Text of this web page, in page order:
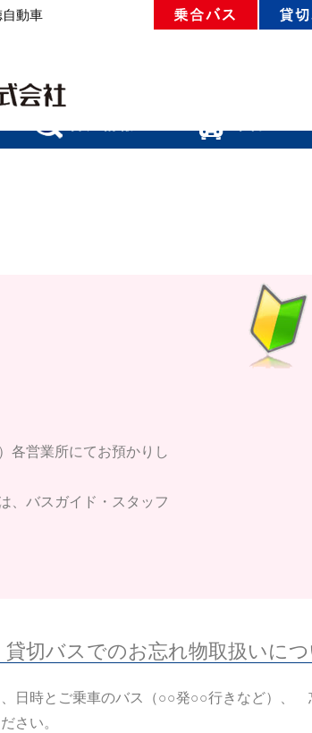
動車
各営業所にてお預かりし
、バスガイド・スタッフ
貸切バスでのお忘れ物取扱いにつ
日時とご乗車のバス（○○発○○行きなど）、
さい。